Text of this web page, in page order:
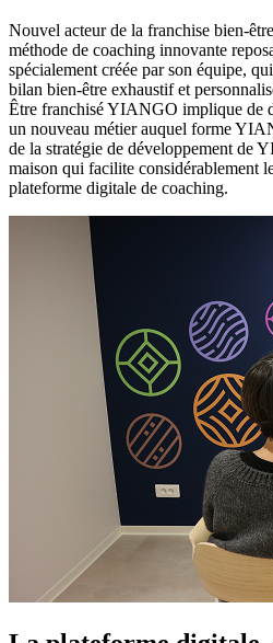
Nouvel acteur de la franchise bien-
méthode de coaching innovante
spécialement créée par son équipe,
bilan bien-être exhaustif et
Être franchisé YIANGO implique de
un nouveau métier auquel forme
de la stratégie de développement de
maison qui facilite considérablement
plateforme digitale de coaching.